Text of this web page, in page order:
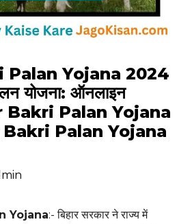
Palan Yojana 2024
योजना: ऑनलाइन
Bakri Palan Yojana
Palan Yojana
Yojana:- बिहार सरकार ने राज्य में